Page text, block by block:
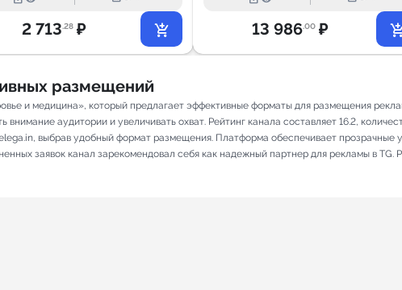
2 713.28 ₽ 13 986.00 ₽
размещений
и медицина», который предлагает эффективные форматы для размещения
аудитории и увеличивать охват. Рейтинг канала составляет 16.2,
выбрав удобный формат размещения. Платформа обеспечивает прозрачные
заявок канал зарекомендовал себя как надежный партнер для рекламы в